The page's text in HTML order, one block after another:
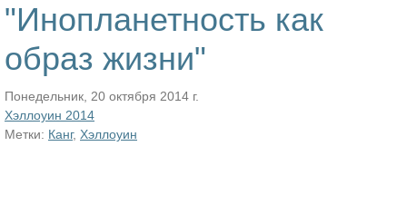
"Инопланетность как
образ жизни"
Понедельник, 20 октября 2014 г.
Хэллоуин 2014
Метки: Канг, Хэллоуин